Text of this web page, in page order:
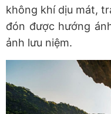
không khí dịu mát,
đón được hướng
ảnh lưu niệm.